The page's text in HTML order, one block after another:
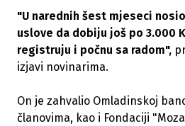
"U narednih šest mjeseci
uslove da dobiju još po 3.000
registruju i počnu sa radom",
izjavi novinarima.
On je zahvalio Omladinskoj
članovima, kao i Fondaciji